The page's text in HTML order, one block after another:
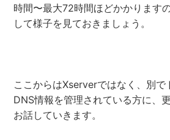
時間〜最大72時間ほどかかります
して様子を見ておきましょう。
ここからはXserverではなく、別で
DNS情報を管理されている方に、
お話していきます。